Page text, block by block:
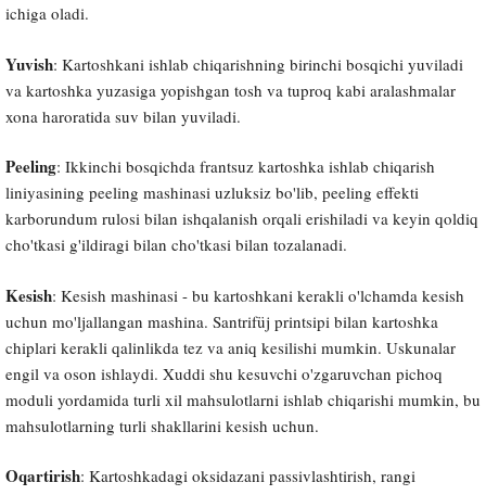
ichiga oladi.
Yuvish: Kartoshkani ishlab chiqarishning birinchi bosqichi yuviladi
va kartoshka yuzasiga yopishgan tosh va tuproq kabi aralashmalar
xona haroratida suv bilan yuviladi.
Peeling: Ikkinchi bosqichda frantsuz kartoshka ishlab chiqarish
liniyasining peeling mashinasi uzluksiz bo'lib, peeling effekti
karborundum rulosi bilan ishqalanish orqali erishiladi va keyin qoldiq
cho'tkasi g'ildiragi bilan cho'tkasi bilan tozalanadi.
Kesish: Kesish mashinasi - bu kartoshkani kerakli o'lchamda kesish
uchun mo'ljallangan mashina. Santrifüj printsipi bilan kartoshka
chiplari kerakli qalinlikda tez va aniq kesilishi mumkin. Uskunalar
engil va oson ishlaydi. Xuddi shu kesuvchi o'zgaruvchan pichoq
moduli yordamida turli xil mahsulotlarni ishlab chiqarishi mumkin, bu
mahsulotlarning turli shakllarini kesish uchun.
Oqartirish: Kartoshkadagi oksidazani passivlashtirish, rangi